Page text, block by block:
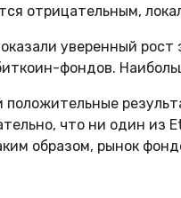
отрицательным,
уверенный
фондов.
что ни один из
образом, рынок